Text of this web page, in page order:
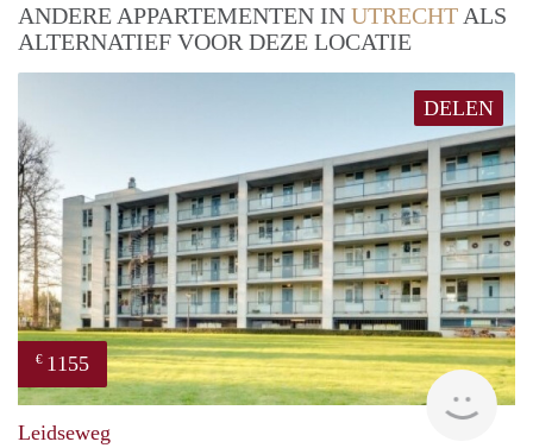
ANDERE APPARTEMENTEN IN UTRECHT ALS
ALTERNATIEF VOOR DEZE LOCATIE
DELEN
€ 1155
Leidseweg